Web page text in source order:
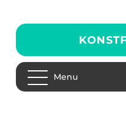
Menu